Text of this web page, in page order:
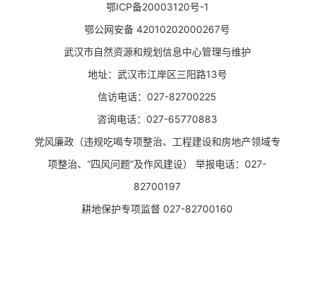
鄂ICP备20003120号-1
鄂公网安备 42010202000267号
武汉市自然资源和规划信息中心管理与维护
地址：武汉市江岸区三阳路13号
信访电话：027-82700225
咨询电话：027-65770883
党风廉政（违规吃喝专项整治、工程建设和房地产领域专
项整治、“四风问题”及作风建设） 举报电话：027-
82700197
耕地保护专项监督 027-82700160